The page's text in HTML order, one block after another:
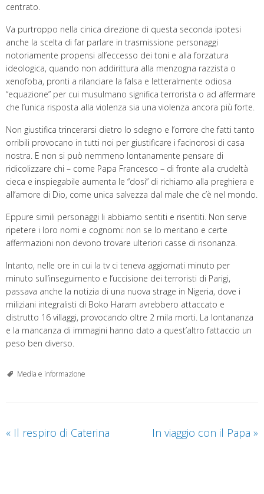
centrato.
Va purtroppo nella cinica direzione di questa seconda ipotesi
anche la scelta di far parlare in trasmissione personaggi
notoriamente propensi all’eccesso dei toni e alla forzatura
ideologica, quando non addirittura alla menzogna razzista o
xenofoba, pronti a rilanciare la falsa e letteralmente odiosa
“equazione” per cui musulmano significa terrorista o ad affermare
che l’unica risposta alla violenza sia una violenza ancora più forte.
Non giustifica trincerarsi dietro lo sdegno e l’orrore che fatti tanto
orribili provocano in tutti noi per giustificare i facinorosi di casa
nostra. E non si può nemmeno lontanamente pensare di
ridicolizzare chi – come Papa Francesco – di fronte alla crudeltà
cieca e inspiegabile aumenta le “dosi” di richiamo alla preghiera e
all’amore di Dio, come unica salvezza dal male che c’è nel mondo.
Eppure simili personaggi li abbiamo sentiti e risentiti. Non serve
ripetere i loro nomi e cognomi: non se lo meritano e certe
affermazioni non devono trovare ulteriori casse di risonanza.
Intanto, nelle ore in cui la tv ci teneva aggiornati minuto per
minuto sull’inseguimento e l’uccisione dei terroristi di Parigi,
passava anche la notizia di una nuova strage in Nigeria, dove i
miliziani integralisti di Boko Haram avrebbero attaccato e
distrutto 16 villaggi, provocando oltre 2 mila morti. La lontananza
e la mancanza di immagini hanno dato a quest’altro fattaccio un
peso ben diverso.
Media e informazione
« Il respiro di Caterina In viaggio con il Papa »